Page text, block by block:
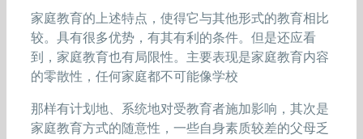
家庭教育的上述特点，使得它与其他形式的教育相比
较。具有很多优势，有其有利的条件。但是还应看
到，家庭教育也有局限性。主要表现是家庭教育内容
的零散性，任何家庭都不可能像学校
那样有计划地、系统地对受教育者施加影响，其次是
家庭教育方式的随意性，一些自身素质较差的父母乏